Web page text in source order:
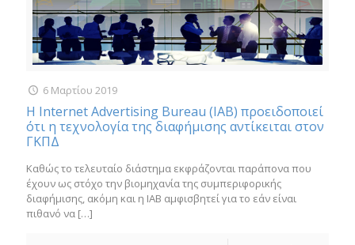
6 Μαρτίου 2019
Η Internet Advertising Bureau (IAB) προειδοποιεί
ότι η τεχνολογία της διαφήμισης αντίκειται στον
ΓΚΠΔ
Καθώς το τελευταίο διάστημα εκφράζονται παράπονα που
έχουν ως στόχο την βιομηχανία της συμπεριφορικής
διαφήμισης, ακόμη και η ΙΑΒ αμφισβητεί για το εάν είναι
πιθανό να […]